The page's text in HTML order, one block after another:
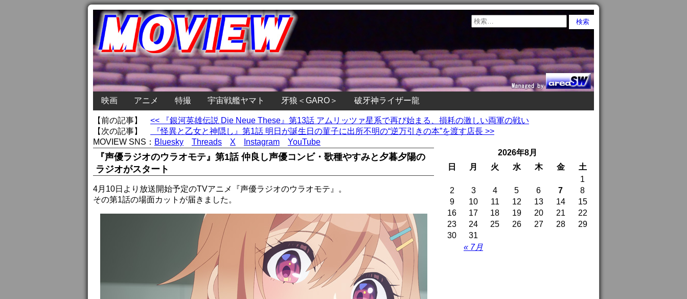
映画 アニメ 特撮 宇宙戦艦ヤマト 牙狼＜GARO＞ 破牙神ライザー龍
【前の記事】 << 『銀河英雄伝説 Die Neue These』第13話 アムリッツァ星系で再び始まる、損耗の激しい両軍の戦い
【次の記事】
『怪異と乙女と神隠し』第1話 明日が誕生日の菫子に出所不明の“逆万引きの本”を渡す店長 >>
MOVIEW SNS： Bluesky Threads X Instagram YouTube
『声優ラジオのウラオモテ』第1話 仲良し声優コンビ・歌種やすみと夕暮夕陽の
ラジオがスタート
4月10日より放送開始予定のTVアニメ『声優ラジオのウラオモテ』。
その第1話の場面カットが届きました。
2026年8月
日
月 火 水 木 金 土
« 7月
1
2
3 4 5 6 7
8
9
10 11 12 13 14
15
16
17 18 19 20 21
22
23
24 25 26 27 28
29
30
31